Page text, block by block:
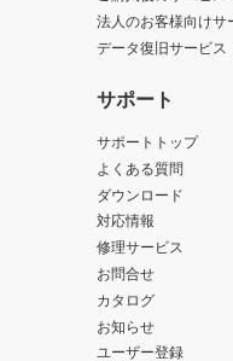
法人のお客様向けサ
データ復旧サービス
サポート
サポートトップ
よくある質問
ダウンロード
対応情報
修理サービス
お問合せ
カタログ
お知らせ
ユーザー登録